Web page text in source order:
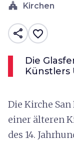
church Kirchen
share favorite_border
Die
Künstlers
Die Kirche
einer älteren
des 14.